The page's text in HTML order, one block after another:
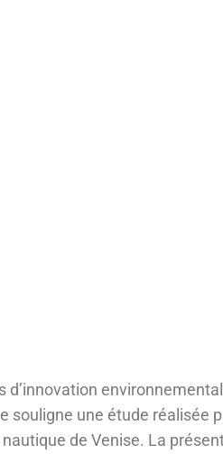
souligne une étude réalisée
de Venise. La